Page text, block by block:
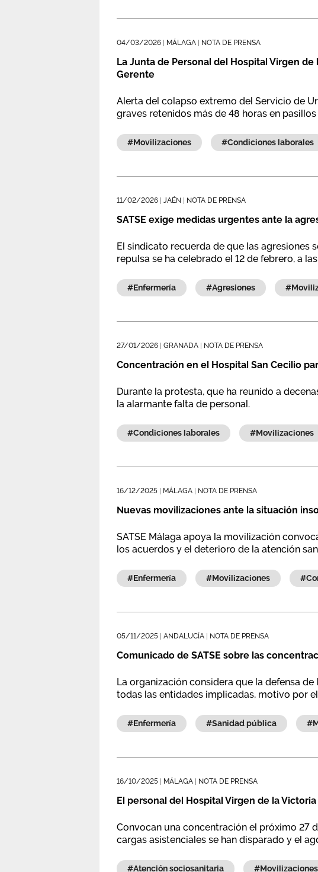
04/03/2026 MÁLAGA NOTA DE PRENSA
La Junta de Personal del Hospital Virgen
Gerente
Alerta del colapso extremo del Servicio de
graves retenidos más de 48 horas en
#movilizaciones #condiciones laborales
11/02/2026 JAÉN NOTA DE PRENSA
SATSE exige medidas urgentes ante la
El sindicato recuerda de que las agresiones
repulsa se ha celebrado el 12 de febrero, a
#enfermería #agresiones
27/01/2026 GRANADA NOTA DE PRENSA
Concentración en el Hospital San Cecilio
Durante la protesta, que ha reunido a
la alarmante falta de personal.
#condiciones laborales #movilizaciones
16/12/2025 MÁLAGA NOTA DE PRENSA
Nuevas movilizaciones ante la situación
SATSE Málaga apoya la movilización
los acuerdos y el deterioro de la atención
#enfermería #movilizaciones
05/11/2025 ANDALUCÍA NOTA DE PRENSA
Comunicado de SATSE sobre las
La organización considera que la defensa
todas las entidades implicadas, motivo por
#enfermería #sanidad pública
16/10/2025 MÁLAGA NOTA DE PRENSA
El personal del Hospital Virgen de la
Convocan una concentración el próximo 27
cargas asistenciales se han disparado y el
#atención sociosanitaria #movilizaciones